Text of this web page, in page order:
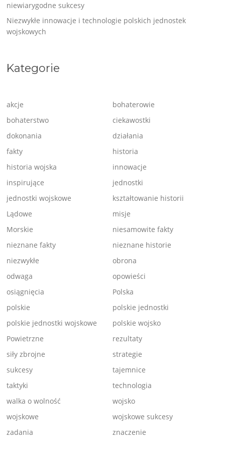
niewiarygodne sukcesy
Niezwykłe innowacje i technologie polskich jednostek
wojskowych
Kategorie
akcje
bohaterowie
bohaterstwo
ciekawostki
dokonania
działania
fakty
historia
historia wojska
innowacje
inspirujące
jednostki
jednostki wojskowe
kształtowanie historii
Lądowe
misje
Morskie
niesamowite fakty
nieznane fakty
nieznane historie
niezwykłe
obrona
odwaga
opowieści
osiągnięcia
Polska
polskie
polskie jednostki
polskie jednostki wojskowe
polskie wojsko
Powietrzne
rezultaty
siły zbrojne
strategie
sukcesy
tajemnice
taktyki
technologia
walka o wolność
wojsko
wojskowe
wojskowe sukcesy
zadania
znaczenie